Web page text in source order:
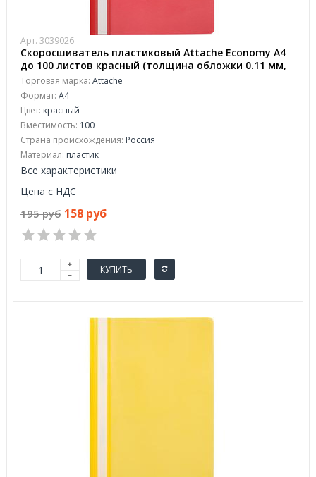
Арт. 3039026
Скоросшиватель пластиковый Attache Economy A4
до 100 листов красный (толщина обложки 0.11 мм,
10 штук в упаковке)
Торговая марка: Attache
Формат: А4
Цвет: красный
Вместимость: 100
Страна происхождения: Россия
Материал: пластик
Все характеристики
Цена с НДС
195 руб 158 руб
КУПИТЬ